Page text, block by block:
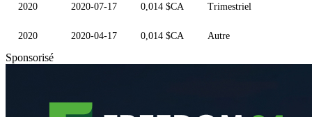
2020 2020-07-17 0,014 $CA Trimestriel
2020 2020-04-17 0,014 $CA Autre
Sponsorisé